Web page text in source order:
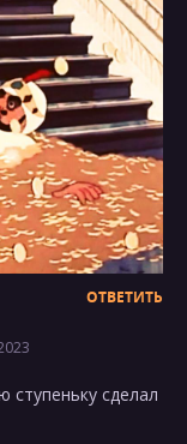
ОТВЕТИТЬ
ступеньку сделал